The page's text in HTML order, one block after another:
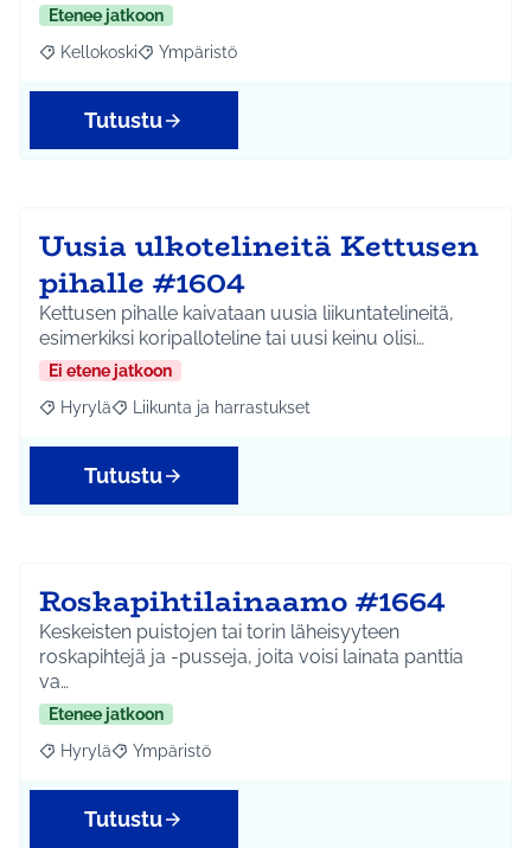
Etenee jatkoon
Rajaa tulokset aihepiirin mukaan: Kellokoski
Kellokoski Rajaa tulokset teeman mukaan: Ympäristö
Ympäristö
Tutustu
Uusia ulkotelineitä Kettusen
pihalle #1604
Kettusen pihalle kaivataan uusia liikuntatelineitä,
esimerkiksi koripalloteline tai uusi keinu olisi…
Ei etene jatkoon
Rajaa tulokset aihepiirin mukaan: Hyrylä
Hyrylä Rajaa tulokset teeman mukaan: Liikunta ja
Liikunta ja harrastukset
Tutustu
Roskapihtilainaamo #1664
Keskeisten puistojen tai torin läheisyyteen
roskapihtejä ja -pusseja, joita voisi lainata panttia
va…
Etenee jatkoon
Rajaa tulokset aihepiirin mukaan: Hyrylä
Hyrylä Rajaa tulokset teeman mukaan: Ympäristö
Ympäristö
Tutustu